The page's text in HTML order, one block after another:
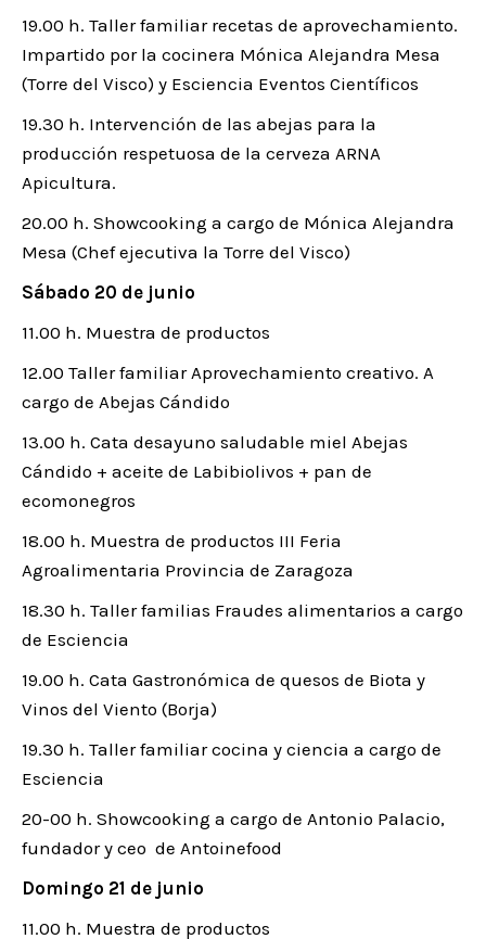
19.00 h. Taller familiar recetas de aprovechamiento.
Impartido por la cocinera Mónica Alejandra Mesa
(Torre del Visco) y Esciencia Eventos Científicos
19.30 h. Intervención de las abejas para la
producción respetuosa de la cerveza ARNA
Apicultura.
20.00 h. Showcooking a cargo de Mónica Alejandra
Mesa (Chef ejecutiva la Torre del Visco)
Sábado 20 de junio
11.00 h. Muestra de productos
12.00 Taller familiar Aprovechamiento creativo. A
cargo de Abejas Cándido
13.00 h. Cata desayuno saludable miel Abejas
Cándido + aceite de Labibiolivos + pan de
ecomonegros
18.00 h. Muestra de productos III Feria
Agroalimentaria Provincia de Zaragoza
18.30 h. Taller familias Fraudes alimentarios a cargo
de Esciencia
19.00 h. Cata Gastronómica de quesos de Biota y
Vinos del Viento (Borja)
19.30 h. Taller familiar cocina y ciencia a cargo de
Esciencia
20-00 h. Showcooking a cargo de Antonio Palacio,
fundador y ceo de Antoinefood
Domingo 21 de junio
11.00 h. Muestra de productos